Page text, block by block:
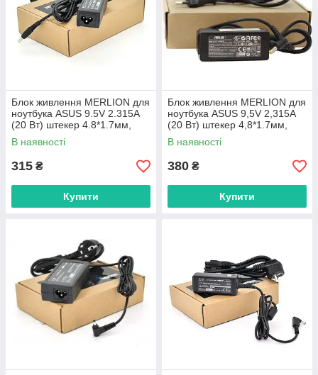
Блок живлення MERLION для
ноутбука ASUS 9.5V 2.315A
(20 Вт) штекер 4.8*1.7мм,
довжина 0,9м + кабель
В наявності
315 ₴
Купити
Блок живлення MERLION для
ноутбука ASUS 9,5V 2,315A
(20 Вт) штекер 4,8*1.7мм,
довжина 0,9м + кабель
В наявності
380 ₴
Купити